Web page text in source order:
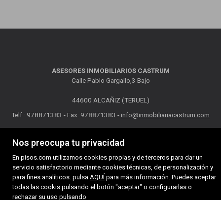
Nos preocupa tu privacidad
En pisos.com utilizamos cookies propias y de terceros para dar un
servicio satisfactorio mediante cookies técnicas, de personalización y
para fines analíticos. pulsa AQUÍ para más información. Puedes aceptar
todas las cookis pulsando el botón "aceptar" o configurarlas o
rechazar su uso pulsando
ASESORES INMOBILIARIOS CASTRUM
Calle Pablo Gargallo,3 Bajo
44600 ALCAÑIZ (TERUEL)
Telf.: 978871383 - Fax: 978871383 -info@inmobiliariacastrum.com
AVISO LEGAL